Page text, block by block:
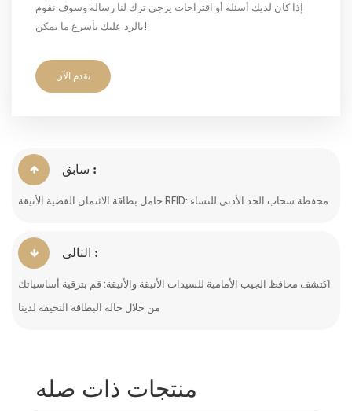
إذا كان لديك أسئلة أو اقتراحات يرجى ترك لنا رسالة وسوف نقوم
بالرد عليك بأسرع ما يمكن!
تقدم الآن
سابق :
حامل بطاقة الائتمان الفضية الأنيقة RFID: محفظة سحاب الحد الأدنى للنساء
التالى :
اكتشف محافظ الجيب الأمامية للسيدات الأنيقة والأنيقة: قم بترقية أساسياتك
من خلال حالة البطاقة النحيفة لدينا
منتجات ذات صله